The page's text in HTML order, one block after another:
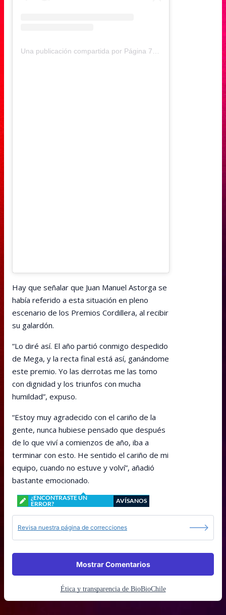
Hay que señalar que Juan Manuel Astorga se
había referido a esta situación en pleno
escenario de los Premios Cordillera, al recibir
su galardón.
“Lo diré así. El año partió conmigo despedido
de Mega, y la recta final está así, ganándome
este premio. Yo las derrotas me las tomo
con dignidad y los triunfos con mucha
humildad”, expuso.
“Estoy muy agradecido con el cariño de la
gente, nunca hubiese pensado que después
de lo que viví a comienzos de año, iba a
terminar con esto. He sentido el cariño de mi
equipo, cuando no estuve y volví”, añadió
bastante emocionado.
¿ENCONTRASTE UN
ERROR?
AVÍSANOS
Revisa nuestra página de correcciones
Mostrar Comentarios
Ética y transparencia de BioBioChile